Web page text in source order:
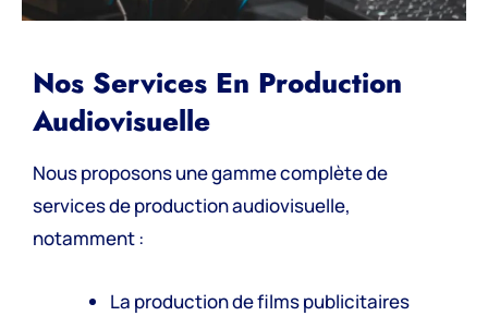
Nos Services En Production
Audiovisuelle
Nous proposons une gamme complète de
services de production audiovisuelle,
notamment :
La production de films publicitaires